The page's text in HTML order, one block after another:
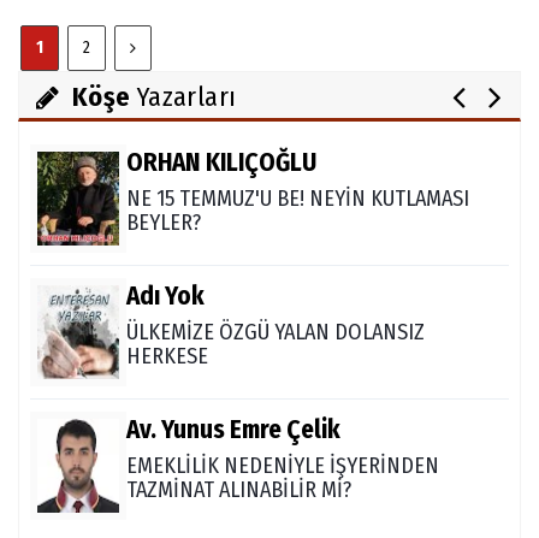
1 2
Köşe Yazarları
Abdullah Gözaydın
ALLAH cc. MUCİZE YARATMAZ.
ORHAN KILIÇOĞLU
NE 15 TEMMUZ'U BE! NEYİN KUTLAMASI
BEYLER?
Adı Yok
ÜLKEMİZE ÖZGÜ YALAN DOLANSIZ
HERKESE
Av. Yunus Emre Çelik
EMEKLİLİK NEDENİYLE İŞYERİNDEN
TAZMİNAT ALINABİLİR Mİ?